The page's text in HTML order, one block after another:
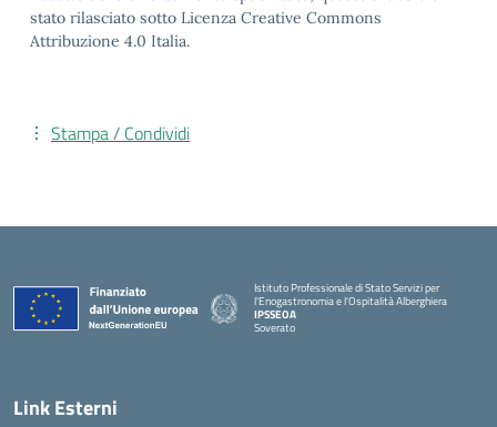
stato rilasciato sotto Licenza Creative Commons
Attribuzione 4.0 Italia.
Stampa / Condividi
Istituto Professionale di Stato Servizi per
l'Enogastronomia e l'Ospitalità Alberghiera
IPSSEOA
Soverato
Link Esterni